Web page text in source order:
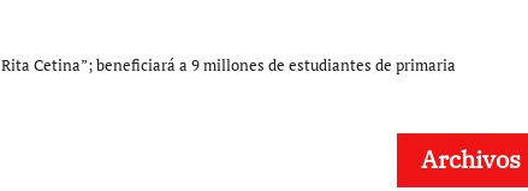
Cetina”; beneficiará a 9 millones de estudiantes de primaria
Archivos